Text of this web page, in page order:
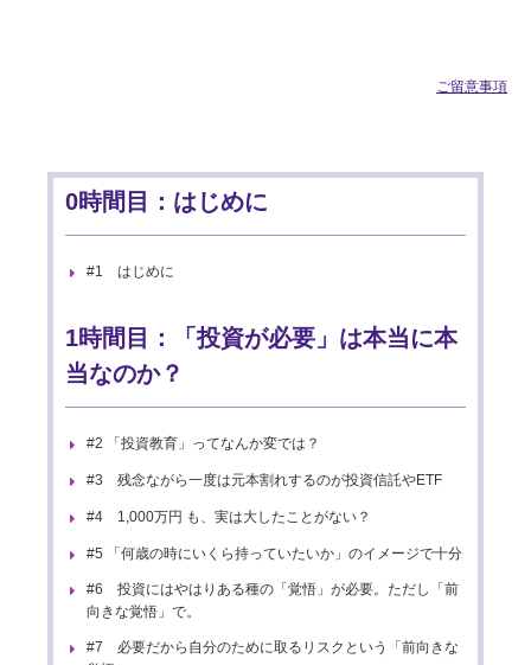
ご留意事項
0時間目：はじめに
#1 はじめに
1時間目：「投資が必要」は本当に本
当なのか？
#2 「投資教育」ってなんか変では？
#3 残念ながら一度は元本割れするのが投資信託やETF
#4 1,000万円 も、実は大したことがない？
#5 「何歳の時にいくら持っていたいか」のイメージで十分
#6 投資にはやはりある種の「覚悟」が必要。ただし「前
向きな覚悟」で。
#7 必要だから自分のために取るリスクという「前向きな